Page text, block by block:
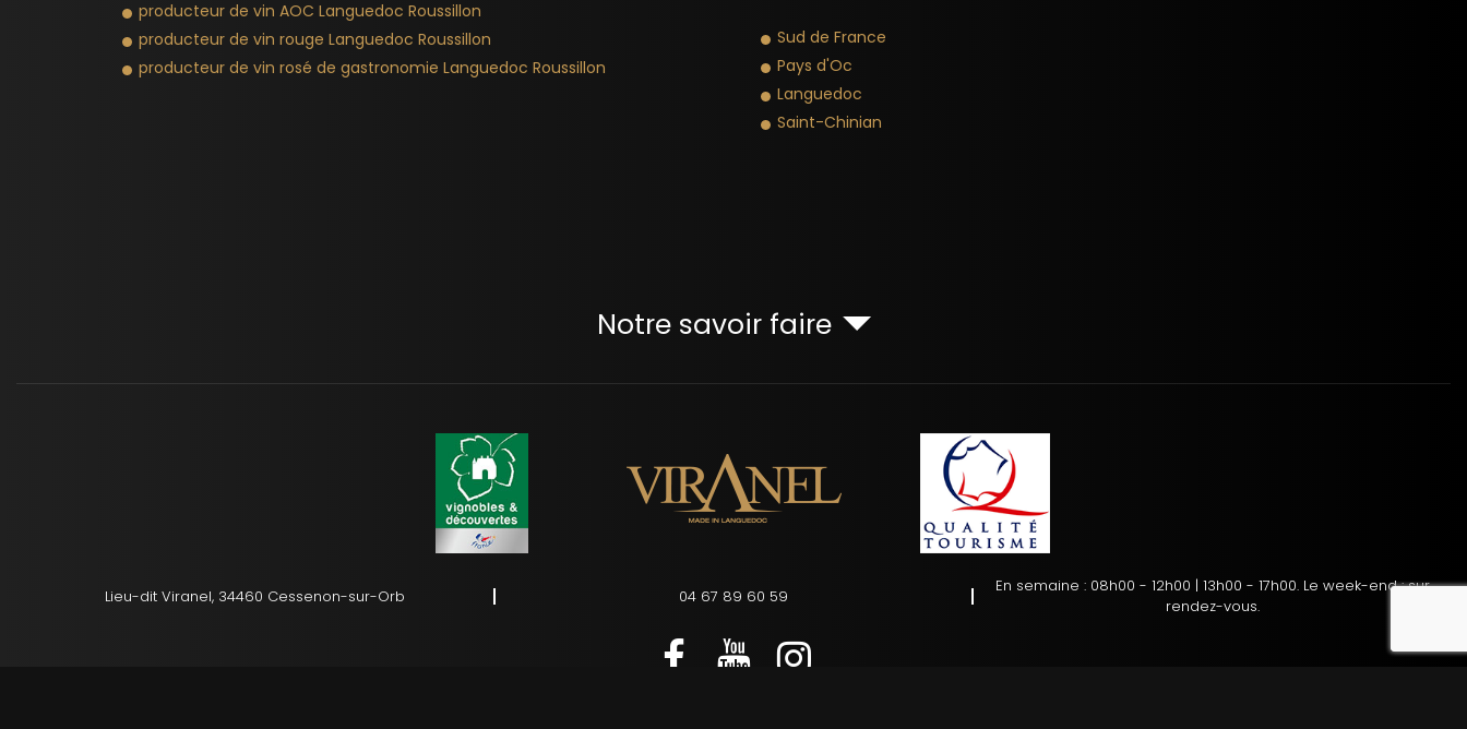
producteur de vin AOC Languedoc Roussillon
producteur de vin rouge Languedoc Roussillon
producteur de vin rosé de gastronomie Languedoc Roussillon
Sud de France
Pays d'Oc
Languedoc
Saint-Chinian
Notre savoir faire
Lieu-dit Viranel, 34460 Cessenon-sur-Orb 04 67 89 60 59
En semaine : 08h00 - 12h00 | 13h00 - 17h00. Le week-end : sur
rendez-vous.